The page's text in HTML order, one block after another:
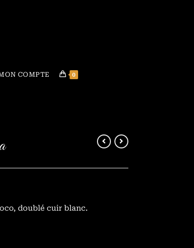
COMPTE 0
doublé cuir blanc.